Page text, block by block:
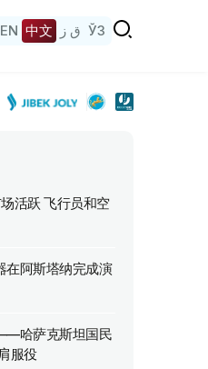
EN 中文 ق ز ЎЗ
活跃 飞行员和空
在阿斯塔纳完成演
哈萨克斯坦国民
服役